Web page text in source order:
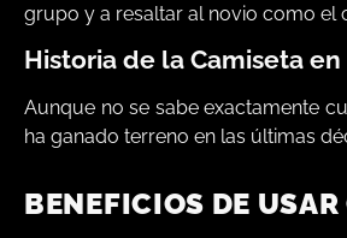
grupo y a resaltar al novio como el
Historia de la Camiseta
Aunque no se sabe exactamente
ha ganado terreno en las últimas
BENEFICIOS DE